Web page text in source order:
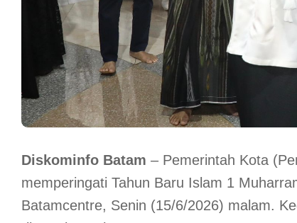
Diskominfo Batam – Pemerintah Kota
memperingati Tahun Baru Islam 1
Batamcentre, Senin (15/6/2026) malam.